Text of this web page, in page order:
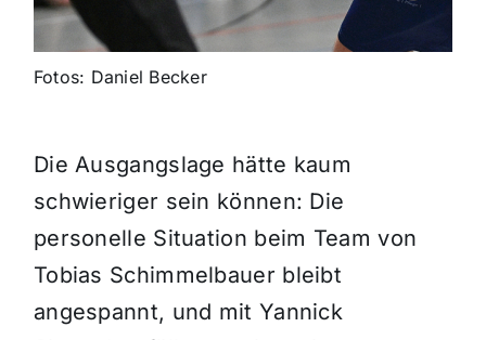
Fotos: Daniel Becker
Die Ausgangslage hätte kaum
schwieriger sein können: Die
personelle Situation beim Team von
Tobias Schimmelbauer bleibt
angespannt, und mit Yannick